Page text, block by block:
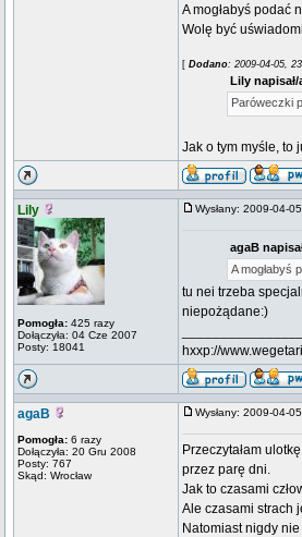
A mogłabyś podać
Wolę być
[ Dodano: 2009-04-05,
Lily napisał/
Paróweczki
Jak o tym myśle, to
Lily
Pomogła: 425 razy
Dołączyła: 04 Cze 2007
Posty: 18041
Wysłany: 2009-04-
agaB
A mogłabyś
tu nei trzeba
niepożądane:)
hxxp://
agaB
Pomogła: 6 razy
Dołączyła: 20 Gru 2008
Posty: 767
Skąd: Wrocław
Wysłany: 2009-04-
Przeczytałam
przez parę dni.
Jak to czasami
Ale czasami strach
Natomiast nigdy